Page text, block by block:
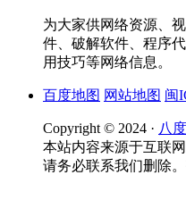
为大家供网络资源、
件、破解软件、程序
用技巧等网络信息。
百度地图 网站地图 闽
Copyright © 2024 · 八
本站内容来源于互联
请务必联系我们删除。